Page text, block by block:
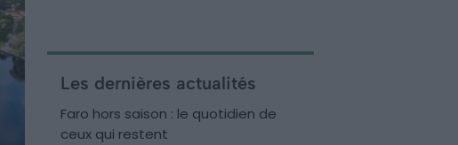
Les dernières actualités
Faro hors saison : le quotidien de
ceux qui restent